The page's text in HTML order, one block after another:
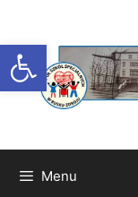
Otwórz
treści
Menu